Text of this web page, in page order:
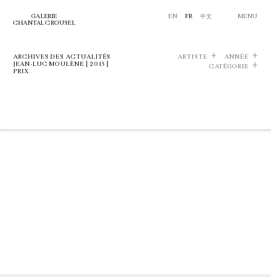
GALERIE
CHANTAL CROUSEL
EN FR 中文 MENU
ARCHIVES DES ACTUALITÉS
JEAN-LUC MOULÈNE | 2013 |
PRIX
ARTISTE
ANNÉE
CATÉGORIE